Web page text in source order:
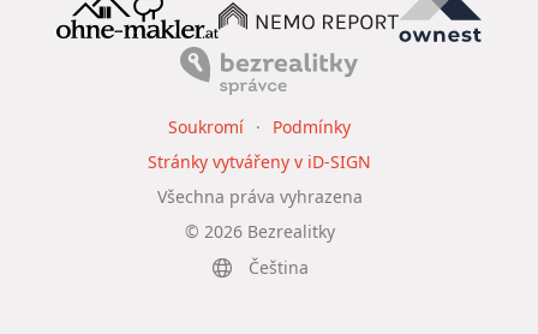
© 2026Bezrealitky
Všechna práva vyhrazena
Soukromí
Podmínky
Stránky vytvářeny v iD-SIGN
Čeština